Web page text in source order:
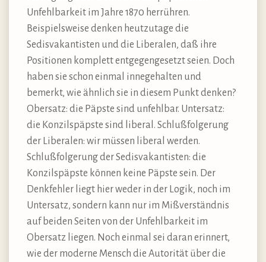
Unfehlbarkeit im Jahre 1870 herrühren.
Beispielsweise denken heutzutage die
Sedisvakantisten und die Liberalen, daß ihre
Positionen komplett entgegengesetzt seien. Doch
haben sie schon einmal innegehalten und
bemerkt, wie ähnlich sie in diesem Punkt denken?
Obersatz: die Päpste sind unfehlbar. Untersatz:
die Konzilspäpste sind liberal. Schlußfolgerung
der Liberalen: wir müssen liberal werden.
Schlußfolgerung der Sedisvakantisten: die
Konzilspäpste können keine Päpste sein. Der
Denkfehler liegt hier weder in der Logik, noch im
Untersatz, sondern kann nur im Mißverständnis
auf beiden Seiten von der Unfehlbarkeit im
Obersatz liegen. Noch einmal sei daran erinnert,
wie der moderne Mensch die Autorität über die